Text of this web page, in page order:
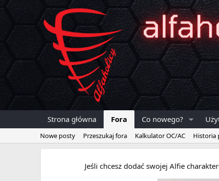
Strona główna Fora Co nowego?
Nowe posty Przeszukaj fora Kalkulator OC/AC Historia
Jeśli chcesz dodać swojej Alfie